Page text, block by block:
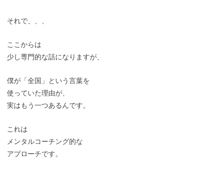
それで、、、
ここからは
少し専門的な話になりますが、
僕が「全国」という言葉を
使っていた理由が、
実はもう一つあるんです。
これは
メンタルコーチング的な
アプローチです。